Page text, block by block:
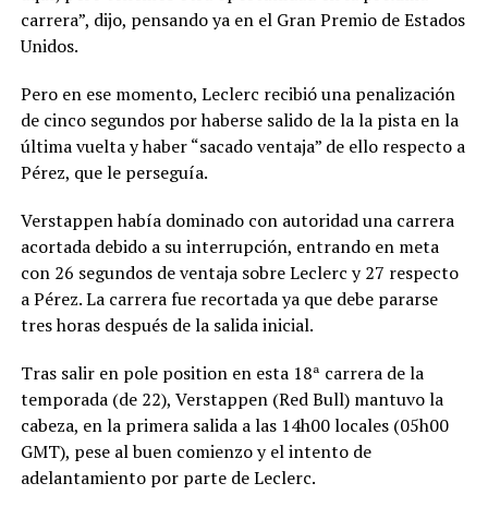
carrera”, dijo, pensando ya en el Gran Premio de Estados
Unidos.
Pero en ese momento, Leclerc recibió una penalización
de cinco segundos por haberse salido de la la pista en la
última vuelta y haber “sacado ventaja” de ello respecto a
Pérez, que le perseguía.
Verstappen había dominado con autoridad una carrera
acortada debido a su interrupción, entrando en meta
con 26 segundos de ventaja sobre Leclerc y 27 respecto
a Pérez. La carrera fue recortada ya que debe pararse
tres horas después de la salida inicial.
Tras salir en pole position en esta 18ª carrera de la
temporada (de 22), Verstappen (Red Bull) mantuvo la
cabeza, en la primera salida a las 14h00 locales (05h00
GMT), pese al buen comienzo y el intento de
adelantamiento por parte de Leclerc.